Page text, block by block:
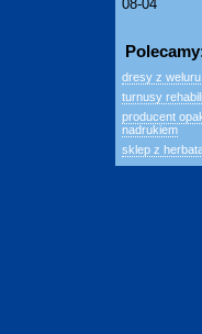
08-04
dresy z weluru
turnusy
producent
nadrukiem
sklep z